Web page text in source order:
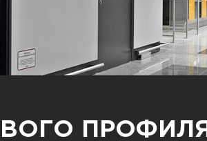
ПРОФИЛЯ